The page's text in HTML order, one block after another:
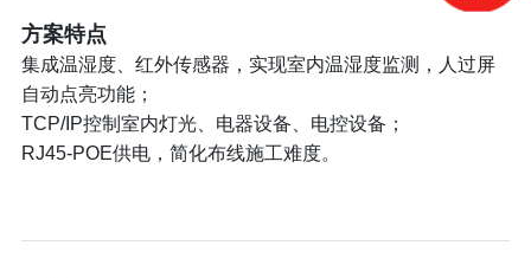
方案特点
集成温湿度、红外传感器，实现室内温湿度监测，人过屏
自动点亮功能；
TCP/IP控制室内灯光、电器设备、电控设备；
RJ45-POE供电，简化布线施工难度。